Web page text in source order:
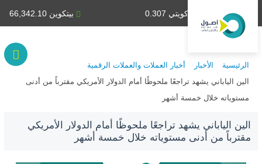
بيتكوين 66,342.10 دينار كويتي 0.307
الرئيسية الأخبار
أخبار العملات والعملات الرقمية
الين الياباني يشهد تراجعًا ملحوظًا أمام الدولار الأمريكي مقترباً من أدنى
مستوياته خلال خمسة أشهر
الين الياباني يشهد تراجعًا ملحوظًا أمام الدولار الأمريكي
مقترباً من أدنى مستوياته خلال خمسة أشهر